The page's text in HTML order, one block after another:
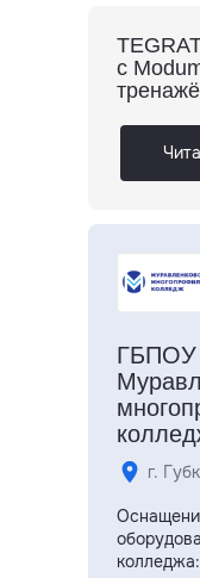
с
г.
колледжа: